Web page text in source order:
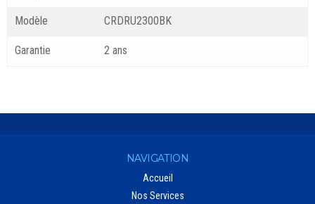
Modèle CRDRU2300BK
Garantie 2 ans
NAVIGATION
Accueil
Nos Services